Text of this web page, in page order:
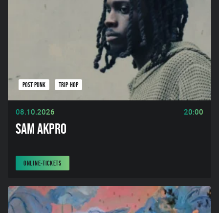
POST-PUNK TRIP-HOP
08.10.2026 20:00
SAM AKPRO
ONLINE-TICKETS